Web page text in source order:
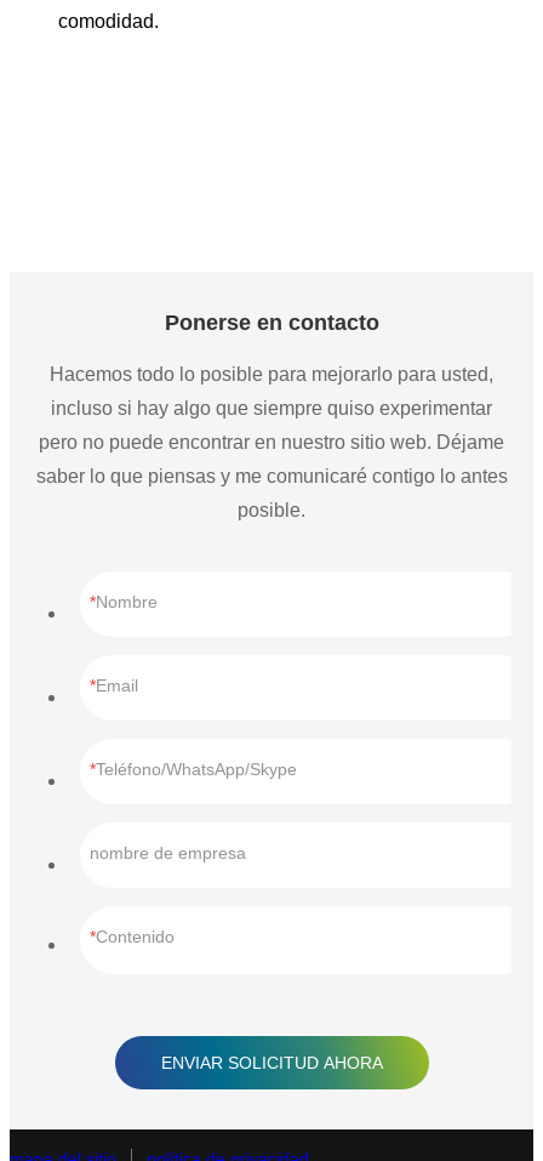
comodidad.
Ponerse en contacto
Hacemos todo lo posible para mejorarlo para usted,
incluso si hay algo que siempre quiso experimentar
pero no puede encontrar en nuestro sitio web. Déjame
saber lo que piensas y me comunicaré contigo lo antes
posible.
Nombre
Email
Teléfono/WhatsApp/Skype
nombre de empresa
Contenido
ENVIAR SOLICITUD AHORA